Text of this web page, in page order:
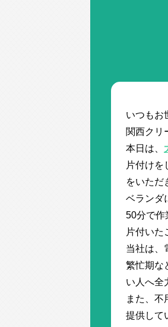
いつもお
関西クリ
本日は、
片付け
をいただ
ベランダ
50分で作
片付いた
当社は、
繁忙期な
い人へ全
また、
提供して